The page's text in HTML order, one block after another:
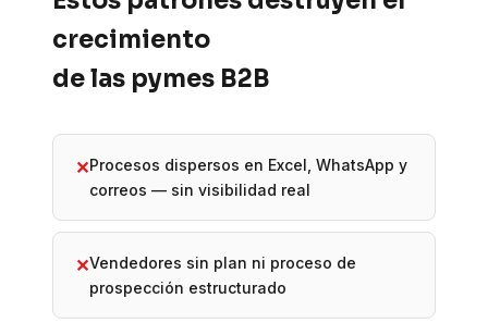
crecimiento
de las pymes B2B
✕Procesos dispersos en Excel, WhatsApp y
correos — sin visibilidad real
✕Vendedores sin plan ni proceso de
prospección estructurado